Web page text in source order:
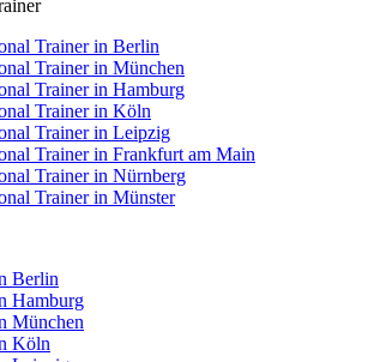
Trainer in Berlin
Trainer in München
Trainer in Hamburg
Trainer in Köln
Trainer in Leipzig
Trainer in Frankfurt am Main
Trainer in Nürnberg
Trainer in Münster
Berlin
Hamburg
München
Köln